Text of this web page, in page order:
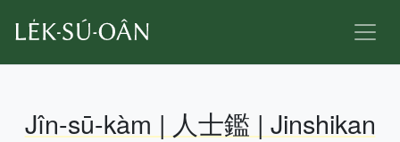
Jîn-sū-kàm | 人士鑑 | Jinshikan